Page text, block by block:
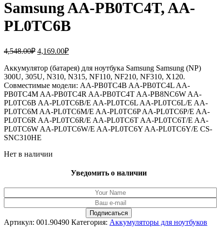
Samsung AA-PB0TC4T, AA-
PL0TC6B
4,548.00₽ Первоначальная
составляла
4,548.00₽.
4,169.00₽Текущая
4,169.00₽.
Аккумулятор (батарея) для ноутбука Samsung Samsung (NP)
300U, 305U, N310, N315, NF110, NF210, NF310, X120.
Совместимые модели: AA-PB0TC4B AA-PB0TC4L AA-
PB0TC4M AA-PB0TC4R AA-PB0TC4T AA-PB8NC6W AA-
PL0TC6B AA-PL0TC6B/E AA-PL0TC6L AA-PL0TC6L/E AA-
PL0TC6M AA-PL0TC6M/E AA-PL0TC6P AA-PL0TC6P/E AA-
PL0TC6R AA-PL0TC6R/E AA-PL0TC6T AA-PL0TC6T/E AA-
PL0TC6W AA-PL0TC6W/E AA-PL0TC6Y AA-PL0TC6Y/E CS-
SNC310HE
Нет в наличии
Уведомить о наличии
Артикул: 001.90490 Категория: Аккумуляторы для ноутбуков